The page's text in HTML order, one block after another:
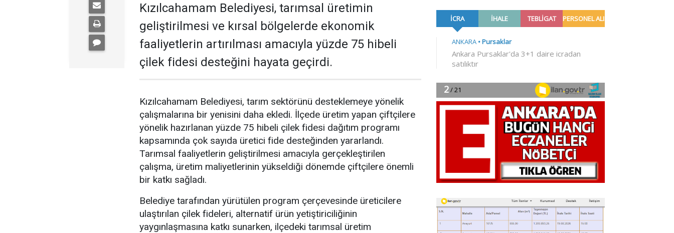
Kızılcahamam Belediyesi, tarımsal üretimin
geliştirilmesi ve kırsal bölgelerde ekonomik
faaliyetlerin artırılması amacıyla yüzde 75 hibeli
çilek fidesi desteğini hayata geçirdi.
Kızılcahamam Belediyesi, tarım sektörünü desteklemeye yönelik
çalışmalarına bir yenisini daha ekledi. İlçede üretim yapan çiftçilere
yönelik hazırlanan yüzde 75 hibeli çilek fidesi dağıtım programı
kapsamında çok sayıda üretici fide desteğinden yararlandı.
Tarımsal faaliyetlerin geliştirilmesi amacıyla gerçekleştirilen
çalışma, üretim maliyetlerinin yükseldiği dönemde çiftçilere önemli
bir katkı sağladı.
Belediye tarafından yürütülen program çerçevesinde üreticilere
ulaştırılan çilek fideleri, alternatif ürün yetiştiriciliğinin
yaygınlaşmasına katkı sunarken, ilçedeki tarımsal üretim